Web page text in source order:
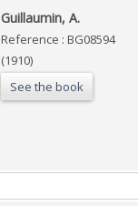
‎Guillaumin, A.‎
Reference : BG08594
(1910)
See the book